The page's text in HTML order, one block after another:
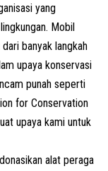
yang
Mobil
banyak langkah
upaya konservasi
punah seperti
for Conservation
upaya kami untuk
alat peraga